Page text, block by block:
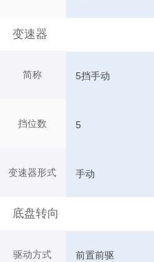
变速器
简称
挡位数
变速器形式
底盘转向
驱动方式
5挡手动
5
手动
前置前驱